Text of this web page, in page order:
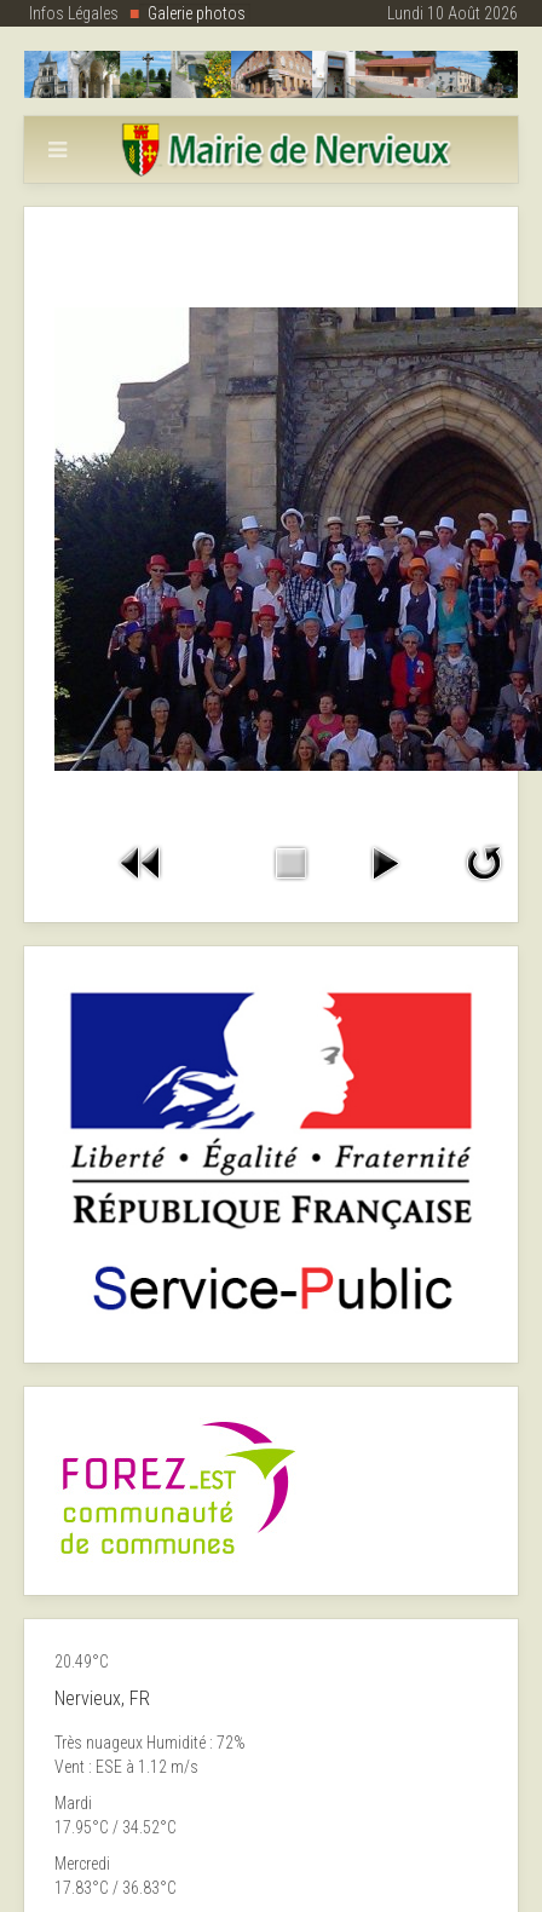
Infos Légales Galerie photos Lundi 10 Août 2026
20.49°C
Nervieux, FR
Très nuageux Humidité : 72%
Vent : ESE à 1.12 m/s
Mardi
17.95°C / 34.52°C
Mercredi
17.83°C / 36.83°C